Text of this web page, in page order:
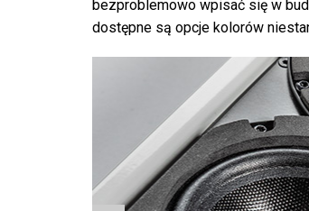
bezproblemowo wpisać się w
dostępne są opcje kolorów